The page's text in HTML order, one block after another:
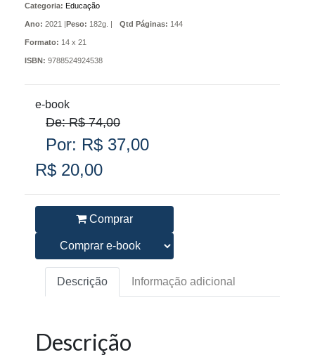
Categoria: Educação
Ano: 2021 |Peso: 182g. | Qtd Páginas: 144
Formato: 14 x 21
ISBN: 9788524924538
e-book
De: R$ 74,00
Por: R$ 37,00
R$ 20,00
Comprar
Descrição Informação adicional
Descrição